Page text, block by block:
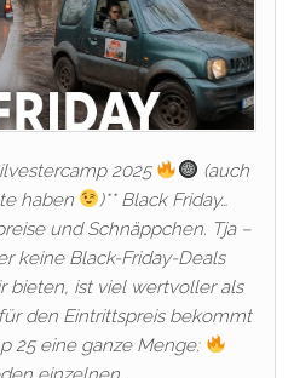
2025
(auch
haben
)** Black Friday…
und Schnäppchen. Tja –
keine Black-Friday-Deals
bieten, ist viel wertvoller als
den Eintrittspreis bekommt
25 eine ganze Menge: